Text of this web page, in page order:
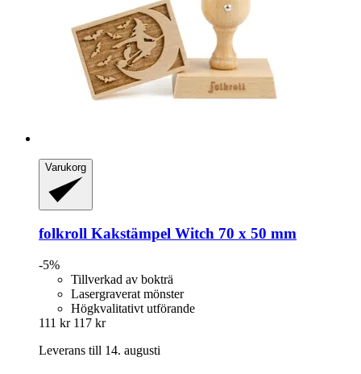
Varukorg
folkroll Kakstämpel Witch 70 x 50 mm
-5%
Tillverkad av bokträ
Lasergraverat mönster
Högkvalitativt utförande
111 kr 117 kr
Leverans till 14. augusti